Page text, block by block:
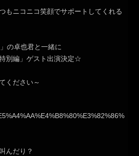
もニコニコ笑顔でサポートしてくれる
の卓也君と一緒に
別編」ゲスト出演決定☆
ください～
んだり？